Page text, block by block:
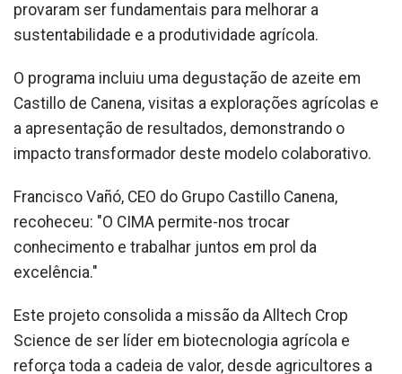
provaram ser fundamentais para melhorar a
sustentabilidade e a produtividade agrícola.
O programa incluiu uma degustação de azeite em
Castillo de Canena, visitas a explorações agrícolas e
a apresentação de resultados, demonstrando o
impacto transformador deste modelo colaborativo.
Francisco Vañó, CEO do Grupo Castillo Canena,
recoheceu: "O CIMA permite-nos trocar
conhecimento e trabalhar juntos em prol da
excelência."
Este projeto consolida a missão da Alltech Crop
Science de ser líder em biotecnologia agrícola e
reforça toda a cadeia de valor, desde agricultores a